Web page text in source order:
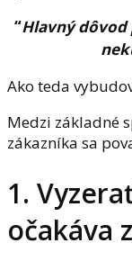
“Hlavný dôvod
Ako teda
Medzi základné
zákazníka sa
1.
očakáva